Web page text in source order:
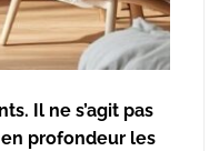
Il ne s’agit pas
profondeur les